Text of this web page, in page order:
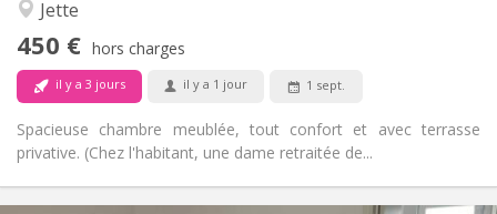
Jette
450 € hors charges
il y a 3 jours il y a 1 jour 1 sept.
Spacieuse chambre meublée, tout confort et avec terrasse
privative. (Chez l'habitant, une dame retraitée de...